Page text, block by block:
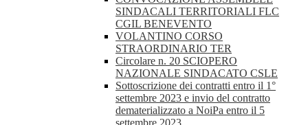
SINDACALI TERRITORIALI FLC
CGIL BENEVENTO
VOLANTINO CORSO
STRAORDINARIO TER
Circolare n. 20 SCIOPERO
NAZIONALE SINDACATO CSLE
Sottoscrizione dei contratti entro il 1°
settembre 2023 e invio del contratto
dematerializzato a NoiPa entro il 5